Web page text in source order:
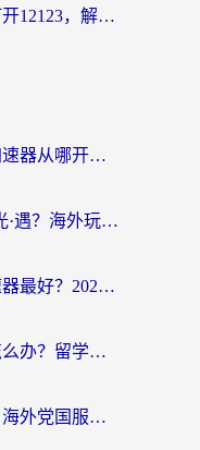
海外党必看：如何在国外打开12123，解决小程序登录难题
苹果手机航海王热血航线加速器从哪开启？海外玩家国服畅玩全攻略
在国外用什么加速器玩sky光·遇？海外玩家国服畅玩终极指南（附魔兽世界狂暴传奇解决方案）
国外玩国服剑灵用什么加速器最好？2026海外玩家亲测指南（附魔兽世界怀旧服精灵之境加速技巧）
在比利时打不开和平精英怎么办？留学生亲测有效的国服游戏加速方案
在欧洲可以打非人学园吗？海外党国服游戏不卡顿的终极指南